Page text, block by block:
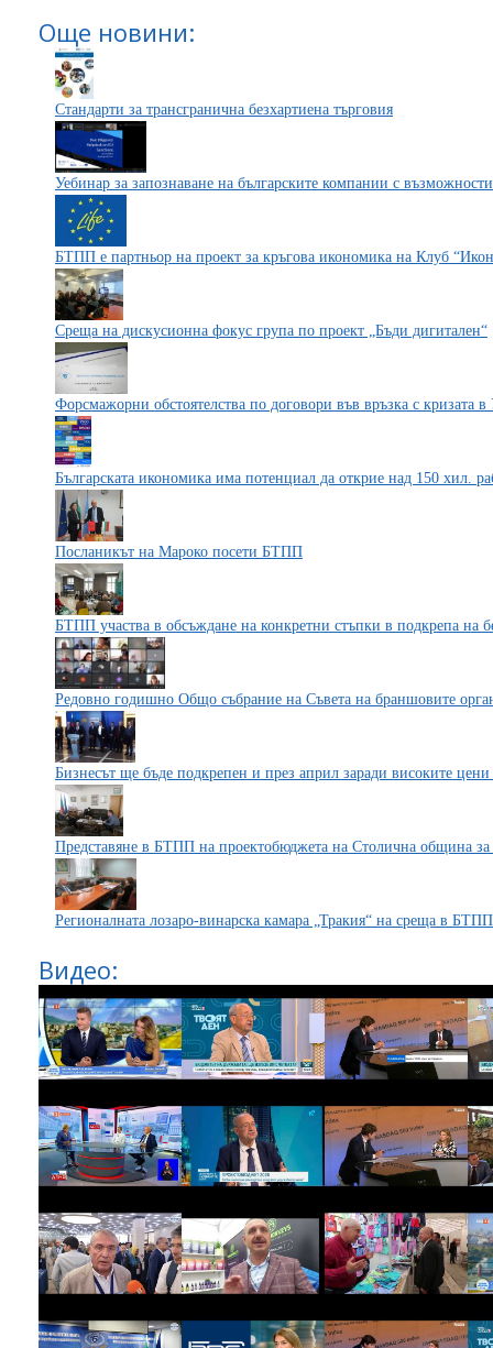
Още новини:
Стандарти за трансгранична безхартиена търговия
Уебинар за запознаване на българските компании с
БТПП е партньор на проект за кръгова икономика на Клуб
Среща на дискусионна фокус група по проект „Бъди дигитален“
Форсмажорни обстоятелства по договори във връзка с кризата в
Българската икономика има потенциал да открие над 150 хил.
Посланикът на Мароко посети БТПП
БТПП участва в обсъждане на конкретни стъпки в подкрепа на
Редовно годишно Общо събрание на Съвета на браншовите
Бизнесът ще бъде подкрепен и през април заради високите цени
Представяне в БТПП на проектобюджета на Столична община за
Регионалната лозаро-винарска камара „Тракия“ на среща в БТПП
Видео: